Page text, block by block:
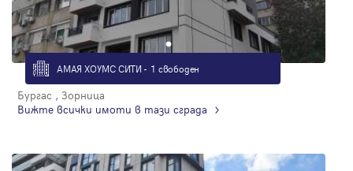
АМАЯ ХОУМС СИТИ - 1 свободен
Бургас , Зорница
Вижте всички имоти в тази сграда